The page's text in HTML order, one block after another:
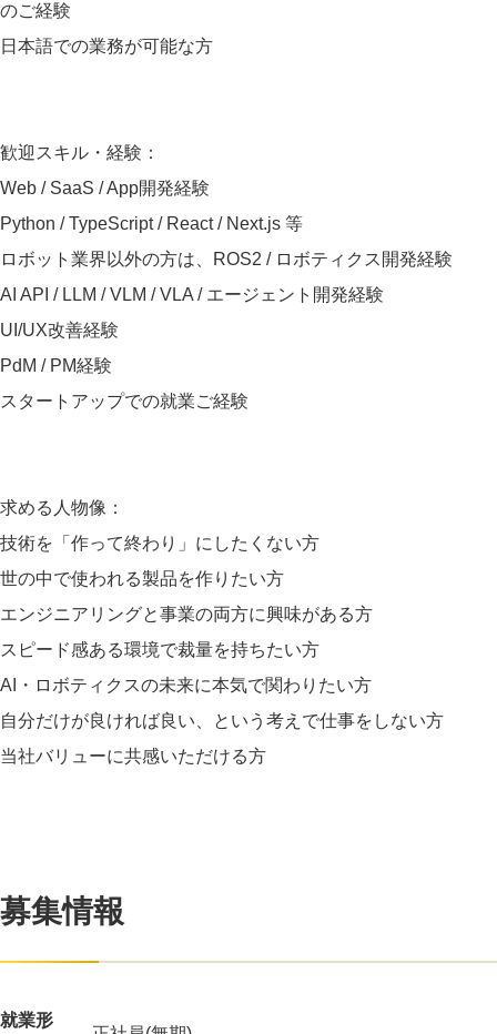
のご経験
日本語での業務が可能な方
歓迎スキル・経験：
Web / SaaS / App開発経験
Python / TypeScript / React / Next.js 等
ロボット業界以外の方は、ROS2 / ロボティクス開発経験
AI API / LLM / VLM / VLA / エージェント開発経験
UI/UX改善経験
PdM / PM経験
スタートアップでの就業ご経験
求める人物像：
技術を「作って終わり」にしたくない方
世の中で使われる製品を作りたい方
エンジニアリングと事業の両方に興味がある方
スピード感ある環境で裁量を持ちたい方
AI・ロボティクスの未来に本気で関わりたい方
自分だけが良ければ良い、という考えで仕事をしない方
当社バリューに共感いただける方
募集情報
就業形